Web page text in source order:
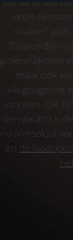
onze
maken”,
“Daaronder
groene stroom
maar ook
vliegtuigen te
voorzien. Die
dienstauto’s is
nu al resoluut
en de